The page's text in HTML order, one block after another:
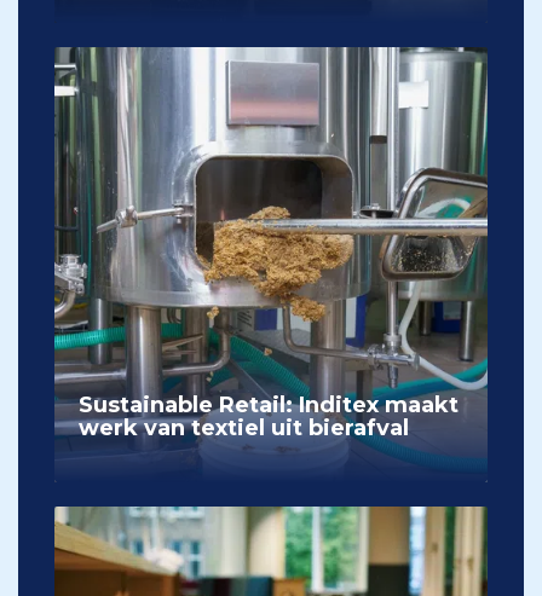
Sustainable Retail: Inditex maakt
werk van textiel uit bierafval